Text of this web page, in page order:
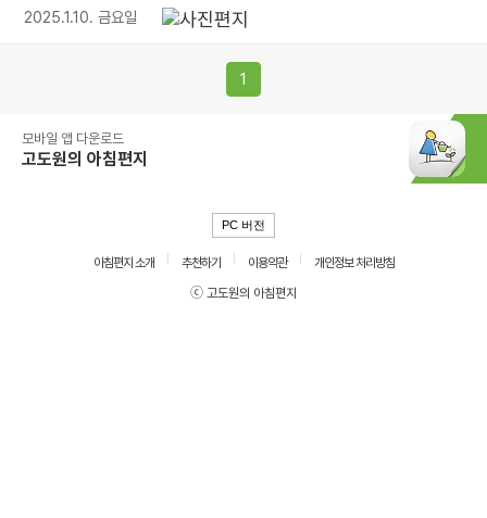
2025.1.10. 금요일
1
모바일 앱 다운로드
고도원의 아침편지
PC 버전
아침편지 소개 추천하기 이용약관
개인정보 처리방침
ⓒ 고도원의 아침편지